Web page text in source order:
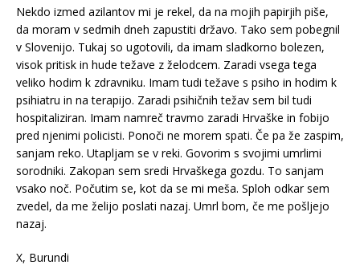
Nekdo izmed azilantov mi je rekel, da na mojih papirjih piše,
da moram v sedmih dneh zapustiti državo. Tako sem pobegnil
v Slovenijo. Tukaj so ugotovili, da imam sladkorno bolezen,
visok pritisk in hude težave z želodcem. Zaradi vsega tega
veliko hodim k zdravniku. Imam tudi težave s psiho in hodim k
psihiatru in na terapijo. Zaradi psihičnih težav sem bil tudi
hospitaliziran. Imam namreč travmo zaradi Hrvaške in fobijo
pred njenimi policisti. Ponoči ne morem spati. Če pa že zaspim,
sanjam reko. Utapljam se v reki. Govorim s svojimi umrlimi
sorodniki. Zakopan sem sredi Hrvaškega gozdu. To sanjam
vsako noč. Počutim se, kot da se mi meša. Sploh odkar sem
zvedel, da me želijo poslati nazaj. Umrl bom, če me pošljejo
nazaj.
X, Burundi